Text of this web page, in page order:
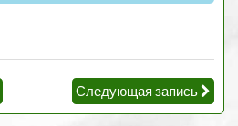
Следующая запись